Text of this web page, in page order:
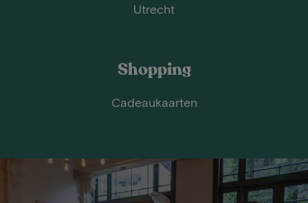
Utrecht
Shopping
Cadeaukaarten